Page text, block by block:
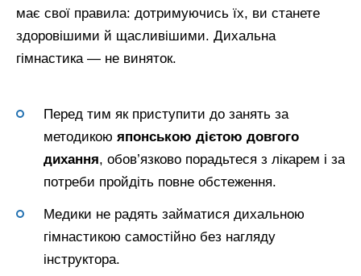
має свої правила: дотримуючись їх, ви станете
здоровішими й щасливішими. Дихальна
гімнастика — не виняток.
Перед тим як приступити до занять за
методикою японською дієтою довгого
дихання, обов’язково порадьтеся з лікарем і за
потреби пройдіть повне обстеження.
Медики не радять займатися дихальною
гімнастикою самостійно без нагляду
інструктора.